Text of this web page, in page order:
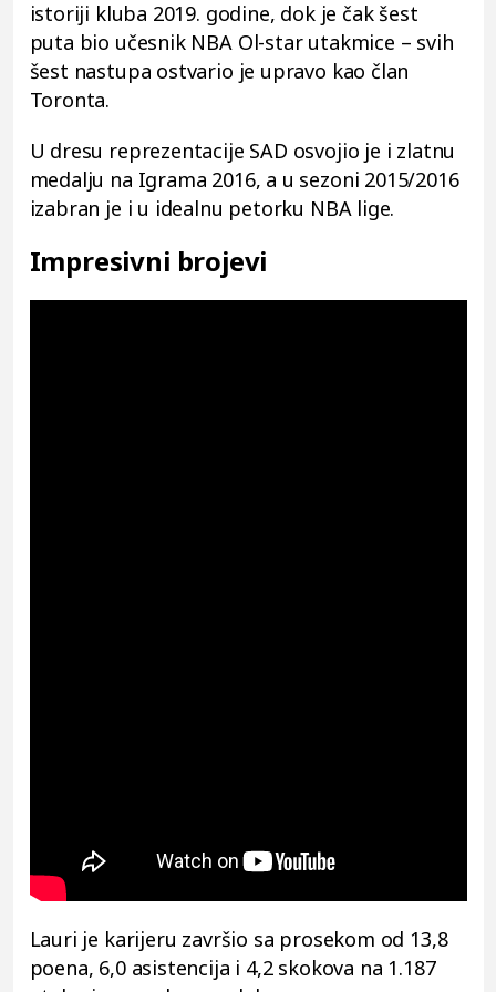
istoriji kluba 2019. godine, dok je čak šest
puta bio učesnik NBA Ol-star utakmice – svih
šest nastupa ostvario je upravo kao član
Toronta.
U dresu reprezentacije SAD osvojio je i zlatnu
medalju na Igrama 2016, a u sezoni 2015/2016
izabran je i u idealnu petorku NBA lige.
Impresivni brojevi
Lauri je karijeru završio sa prosekom od 13,8
poena, 6,0 asistencija i 4,2 skokova na 1.187